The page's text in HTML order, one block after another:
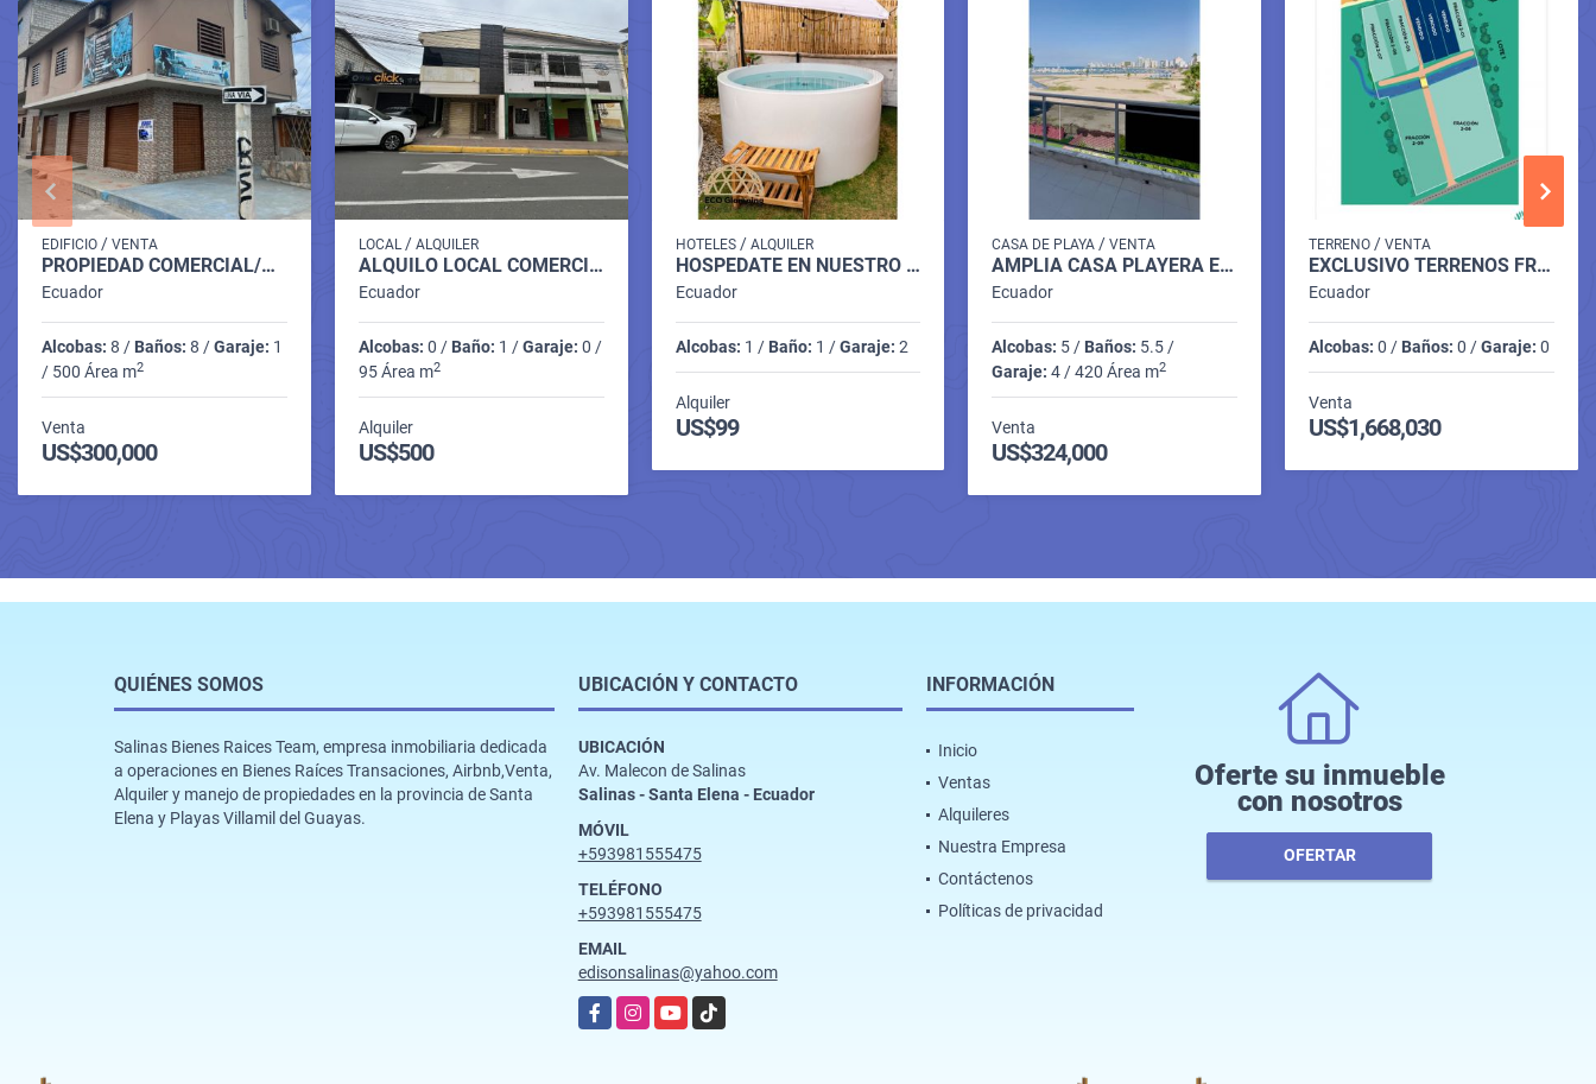
EDIFICIO / VENTA
PROPIEDAD COMERCIAL/RESIDENCIAL EN ZONA COMERCIAL DE LA LIBERTAD
Ecuador
Alcobas: 8 / Baños: 8 /Garaje: 1
/ 500 Área m2
Venta
US$300,000
LOCAL / ALQUILER
ALQUILO LOCAL COMERCIAL EN LA LIBERTAD
Ecuador
Alcobas: 0 / Baño: 1 /Garaje: 0 /
95 Área m2
Alquiler
US$500
HOTELES/ ALQUILER
HOSPÉDATE EN NUESTRO DOMO 100 SOLAR A PASOS DEL MAR EN MANGLARALTO
Ecuador
Alcobas: 1 / Baño: 1 /Garaje: 2
Alquiler
US$99
CASA DE PLAYA /VENTA
AMPLIA CASA PLAYERA ESQUINERA EN EL MALECÓN DE SALINAS
Ecuador
Alcobas: 5 / Baños: 5.5 /
Garaje: 4 / 420 Área m2
Venta
US$324,000
TERRENO /VENTA
EXCLUSIVO TERRENOS FRENTE AL MAR EN VENTA | OLÓN
Ecuador
Alcobas: 0 / Baños: 0 /Garaje: 0
Venta
US$1,668,030
QUIÉNES SOMOS
Salinas Bienes Raices Team, empresa inmobiliaria dedicada
a operaciones en Bienes Raíces Transaciones, Airbnb,Venta,
Alquiler y manejo de propiedades en la provincia de Santa
Elena y Playas Villamil del Guayas.
UBICACIÓN Y CONTACTO
UBICACIÓN
Av. Malecon de Salinas
Salinas - Santa Elena - Ecuador
MÓVIL
+593981555475
TELÉFONO
+593981555475
EMAIL
edisonsalinas@yahoo.com
FacebookInstagramYouTubeTikTok
INFORMACIÓN
Inicio
Ventas
Alquileres
Nuestra Empresa
Contáctenos
Políticas de privacidad
Oferte su inmueble
con nosotros
OFERTAR